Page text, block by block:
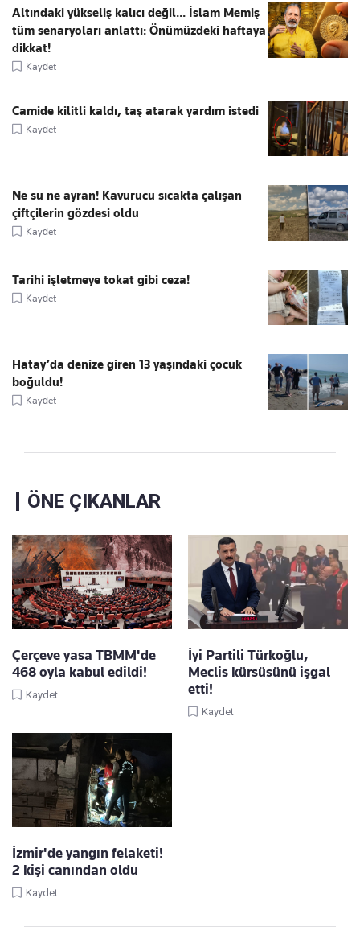
Altındaki yükseliş kalıcı değil... İslam Memiş
tüm senaryoları anlattı: Önümüzdeki haftaya
dikkat!
Kaydet
Camide kilitli kaldı, taş atarak yardım istedi
Kaydet
Ne su ne ayran! Kavurucu sıcakta çalışan
çiftçilerin gözdesi oldu
Kaydet
Tarihi işletmeye tokat gibi ceza!
Kaydet
Hatay’da denize giren 13 yaşındaki çocuk
boğuldu!
Kaydet
ÖNE ÇIKANLAR
Çerçeve yasa TBMM'de
468 oyla kabul edildi!
Kaydet
İyi Partili Türkoğlu,
Meclis kürsüsünü işgal
etti!
Kaydet
İzmir'de yangın felaketi!
2 kişi canından oldu
Kaydet